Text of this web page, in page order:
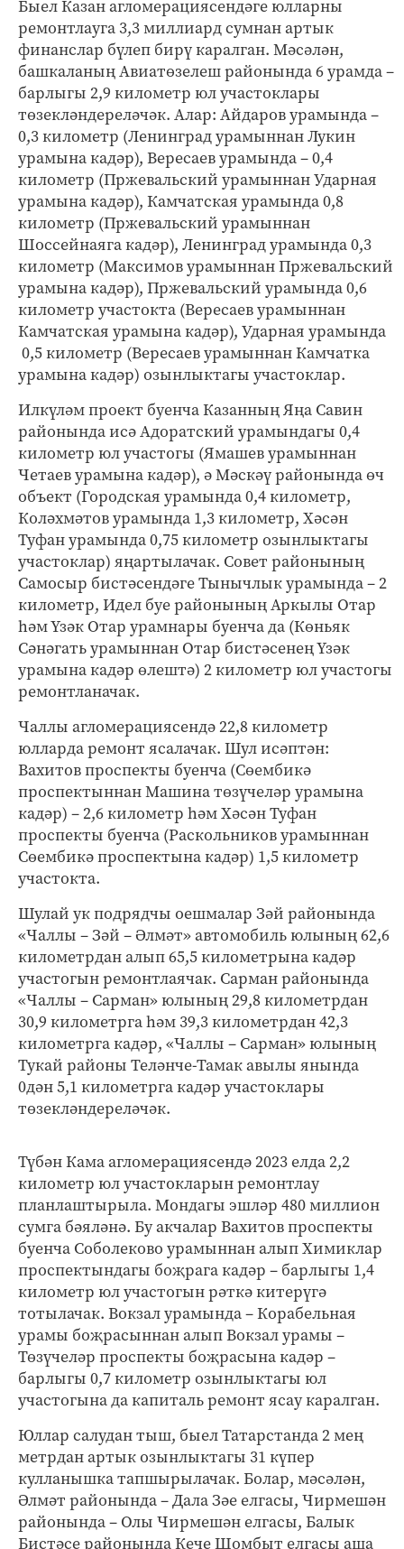
Быел Казан агломерациясендәге юлларны
ремонтлауга 3,3 миллиард сумнан артык
финанслар бүлеп бирү каралган. Мәсәлән,
башкаланың Авиатөзелеш районында 6 урамда –
барлыгы 2,9 километр юл участоклары
төзекләндереләчәк. Алар: Айдаров урамында –
0,3 километр (Ленинград урамыннан Лукин
урамына кадәр), Вересаев урамында – 0,4
километр (Пржевальский урамыннан Ударная
урамына кадәр), Камчатская урамында 0,8
километр (Пржевальский урамыннан
Шоссейнаяга кадәр), Ленинград урамында 0,3
километр (Максимов урамыннан Пржевальский
урамына кадәр), Пржевальский урамында 0,6
километр участокта (Вересаев урамыннан
Камчатская урамына кадәр), Ударная урамында
0,5 километр (Вересаев урамыннан Камчатка
урамына кадәр) озынлыктагы участоклар.
Илкүләм проект буенча Казанның Яңа Савин
районында исә Адоратский урамындагы 0,4
километр юл участогы (Ямашев урамыннан
Четаев урамына кадәр), ә Мәскәү районында өч
объект (Городская урамында 0,4 километр,
Коләхмәтов урамында 1,3 километр, Хәсән
Туфан урамында 0,75 километр озынлыктагы
участоклар) яңартылачак. Совет районының
Самосыр бистәсендәге Тынычлык урамында – 2
километр, Идел буе районының Аркылы Отар
һәм Үзәк Отар урамнары буенча да (Көньяк
Сәнәгать урамыннан Отар бистәсенең Үзәк
урамына кадәр өлештә) 2 километр юл участогы
ремонтланачак.
Чаллы агломерациясендә 22,8 километр
юлларда ремонт ясалачак. Шул исәптән:
Вахитов проспекты буенча (Сөембикә
проспектыннан Машина төзүчеләр урамына
кадәр) – 2,6 километр һәм Хәсән Туфан
проспекты буенча (Раскольников урамыннан
Сөембикә проспектына кадәр) 1,5 километр
участокта.
Шулай ук подрядчы оешмалар Зәй районында
«Чаллы – Зәй – Әлмәт» автомобиль юлының 62,6
километрдан алып 65,5 километрына кадәр
участогын ремонтлаячак. Сарман районында
«Чаллы – Сарман» юлының 29,8 километрдан
30,9 километрга һәм 39,3 километрдан 42,3
километрга кадәр, «Чаллы – Сарман» юлының
Тукай районы Теләнче-Тамак авылы янында
0дән 5,1 километрга кадәр участоклары
төзекләндереләчәк.
Түбән Кама агломерациясендә 2023 елда 2,2
километр юл участокларын ремонтлау
планлаштырыла. Мондагы эшләр 480 миллион
сумга бәяләнә. Бу акчалар Вахитов проспекты
буенча Соболеково урамыннан алып Химиклар
проспектындагы боҗрага кадәр – барлыгы 1,4
километр юл участогын рәткә китерүгә
тотылачак. Вокзал урамында – Корабельная
урамы боҗрасыннан алып Вокзал урамы –
Төзүчеләр проспекты боҗрасына кадәр –
барлыгы 0,7 километр озынлыктагы юл
участогына да капиталь ремонт ясау каралган.
Юллар салудан тыш, быел Татарстанда 2 мең
метрдан артык озынлыктагы 31 күпер
кулланышка тапшырылачак. Болар, мәсәлән,
Әлмәт районында – Дала Зәе елгасы, Чирмешән
районында – Олы Чирмешән елгасы, Балык
Бистәсе районында Кече Шомбыт елгасы аша